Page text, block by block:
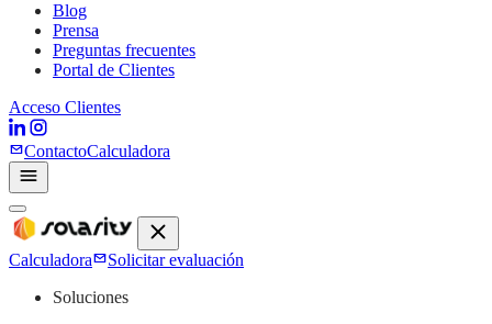
Blog
Prensa
Preguntas frecuentes
Portal de Clientes
Acceso Clientes
ContactoCalculadora
Calculadora
Solicitar evaluación
Soluciones